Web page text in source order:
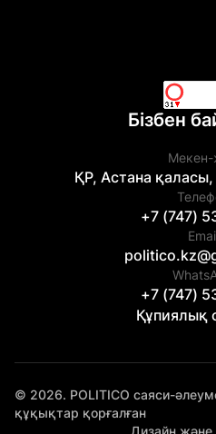
Бізбен
ҚР, Астана
+7 (747)
+7 (747)
Құпиялық
© 2026. POLITICO саяси-
құқықтар қорғалған
Дизайн